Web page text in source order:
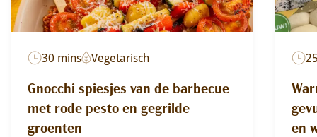
30 mins Vegetarisch
Gnocchi spiesjes van de barbecue
met rode pesto en gegrilde
groenten
en